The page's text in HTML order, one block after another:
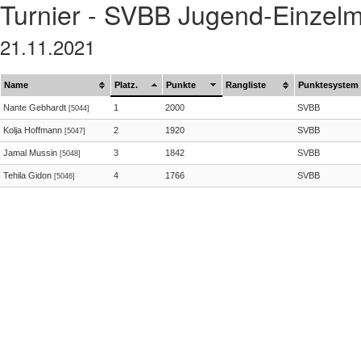
Turnier - SVBB Jugend-
21.11.2021
Name Platz. Punkte Rangliste Punktesystem
Nante Gebhardt [5044] 1 2000 SVBB
Kolja Hoffmann [5047] 2 1920 SVBB
Jamal Mussin [5048] 3 1842 SVBB
Tehila Gidon [5046] 4 1766 SVBB